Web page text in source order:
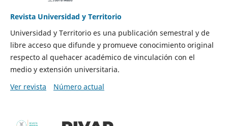
Revista Universidad y Territorio
Universidad y Territorio es una publicación semestral y de
libre acceso que difunde y promueve conocimiento original
respecto al quehacer académico de vinculación con el
medio y extensión universitaria.
Ver revista
Número actual